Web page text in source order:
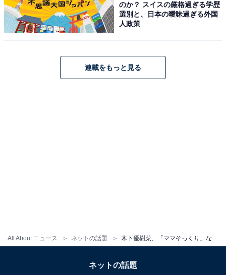
All About ニュース ネットの話題
のか？ スイスの厳格過ぎる学歴
選別と、日本の曖昧過ぎる外国
人政策
連載をもっと見る
ネットの話題